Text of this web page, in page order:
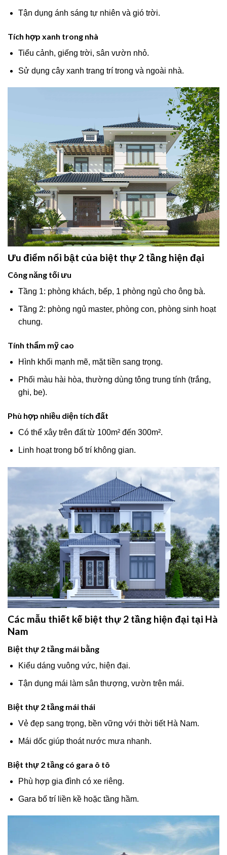
Tận dụng ánh sáng tự nhiên và gió trời.
Tích hợp xanh trong nhà
Tiểu cảnh, giếng trời, sân vườn nhỏ.
Sử dụng cây xanh trang trí trong và ngoài nhà.
Ưu điểm nổi bật của biệt thự 2 tầng hiện đại
Công năng tối ưu
Tầng 1: phòng khách, bếp, 1 phòng ngủ cho ông bà.
Tầng 2: phòng ngủ master, phòng con, phòng sinh hoạt
chung.
Tính thẩm mỹ cao
Hình khối mạnh mẽ, mặt tiền sang trọng.
Phối màu hài hòa, thường dùng tông trung tính (trắng,
ghi, be).
Phù hợp nhiều diện tích đất
Có thể xây trên đất từ 100m² đến 300m².
Linh hoạt trong bố trí không gian.
Các mẫu thiết kế biệt thự 2 tầng hiện đại tại Hà
Nam
Biệt thự 2 tầng mái bằng
Kiểu dáng vuông vức, hiện đại.
Tận dụng mái làm sân thượng, vườn trên mái.
Biệt thự 2 tầng mái thái
Vẻ đẹp sang trọng, bền vững với thời tiết Hà Nam.
Mái dốc giúp thoát nước mưa nhanh.
Biệt thự 2 tầng có gara ô tô
Phù hợp gia đình có xe riêng.
Gara bố trí liền kề hoặc tầng hầm.